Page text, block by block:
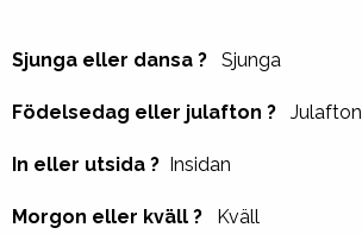
Sjunga eller dansa ? Sjunga
Födelsedag eller julafton ? Julafton
In eller utsida ? Insidan
Morgon eller kväll ? Kväll